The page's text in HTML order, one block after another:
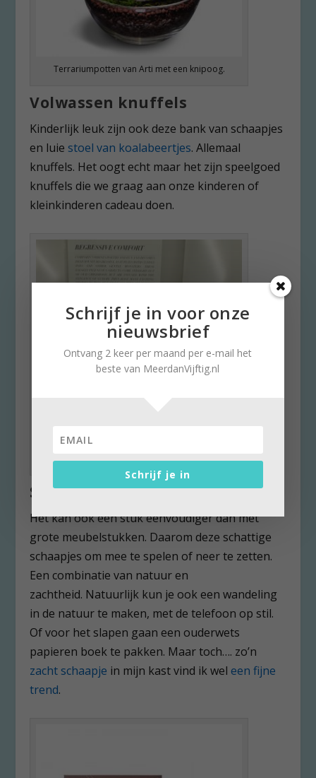
Terrariumpotten van Arti met een knipoog.
Volwassen knuffels
Kinderlijk leuk zijn ook deze bank van schaapjes
en luie stoel van koalabeertjes. Allemaal
knuffels. Het oogt echt maar het zijn speelgoed
knuffels die we graag aan onze kinderen of
kleinkinderen cadeau doen.
Een stoel van Koala beertjes (AP COLLECTION).
Schaapjes om mee te spelen
Het kan ook een stuk eenvoudiger dan met
grote meubelstukken. Daarom deze schattige
schaapjes om mee te spelen of neer te zetten.
Een combinatie van natuur en
zachtheid. Natuurlijk kun je ook een wandeling
in de natuur te maken, met de telefoon op stil.
Of voor het slapen gaan een ouderwets
papieren boek te pakken. Maar toch…. zo’n
zacht schaapje in mijn kast vind ik weleen fijne
trend.
Schrijf je in voor onze
nieuwsbrief
Ontvang 2 keer per maand per e-mail het
beste van MeerdanVijftig.nl
Schrijf je in